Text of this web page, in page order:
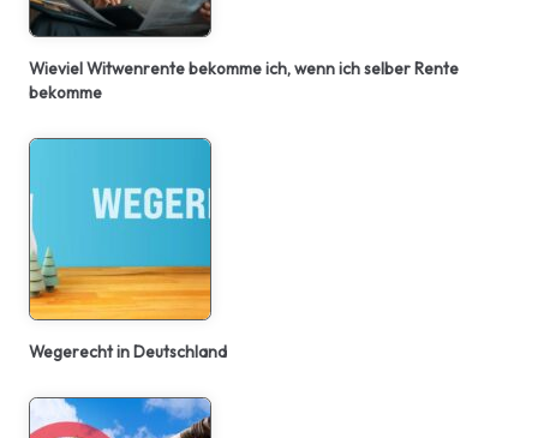
Wieviel Witwenrente bekomme ich, wenn ich selber Rente
bekomme
Wegerecht in Deutschland